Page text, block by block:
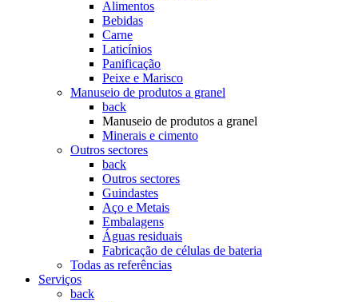
Alimentos
Bebidas
Carne
Laticínios
Panificação
Peixe e Marisco
Manuseio de produtos a granel
back
Manuseio de produtos a granel
Minerais e cimento
Outros sectores
back
Outros sectores
Guindastes
Aço e Metais
Embalagens
Águas residuais
Fabricação de células de bateria
Todas as referências
Serviços
back